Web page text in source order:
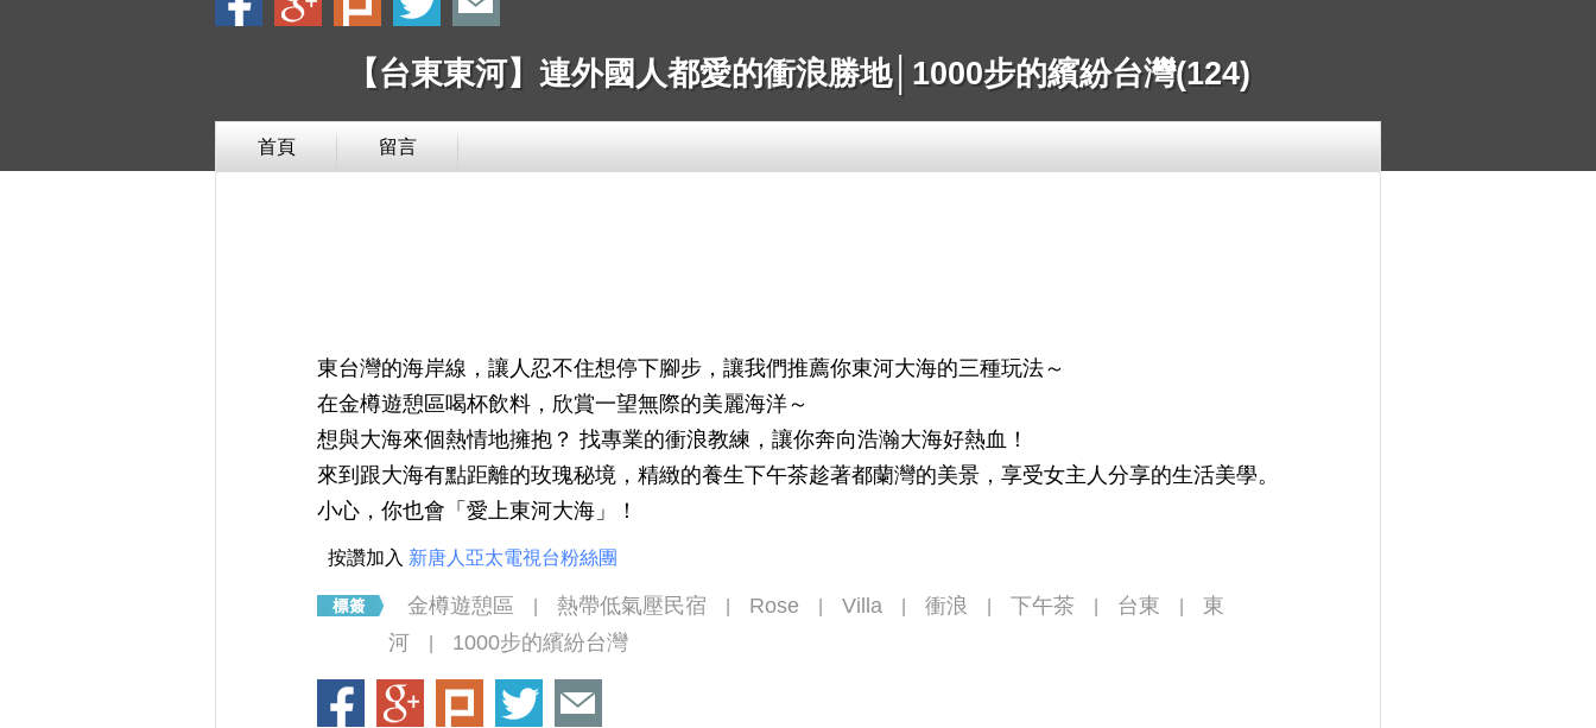
【台東東河】連外國人都愛的衝浪勝地│1000步的繽紛台灣(124)
首頁 留言
東台灣的海岸線，讓人忍不住想停下腳步，讓我們推薦你東河大海的三種玩法～
在金樽遊憩區喝杯飲料，欣賞一望無際的美麗海洋～
想與大海來個熱情地擁抱？ 找專業的衝浪教練，讓你奔向浩瀚大海好熱血！
來到跟大海有點距離的玫瑰秘境，精緻的養生下午茶趁著都蘭灣的美景，享受女主人分享的生活美學。
小心，你也會「愛上東河大海」！
按讚加入 新唐人亞太電視台粉絲團
金樽遊憩區 熱帶低氣壓民宿 Rose Villa 衝浪 下午茶 台東
東
河
1000步的繽紛台灣